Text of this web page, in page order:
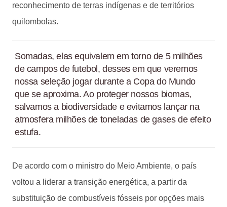
reconhecimento de terras indígenas e de territórios
quilombolas.
Somadas, elas equivalem em torno de 5 milhões
de campos de futebol, desses em que veremos
nossa seleção jogar durante a Copa do Mundo
que se aproxima. Ao proteger nossos biomas,
salvamos a biodiversidade e evitamos lançar na
atmosfera milhões de toneladas de gases de efeito
estufa.
De acordo com o ministro do Meio Ambiente, o país
voltou a liderar a transição energética, a partir da
substituição de combustíveis fósseis por opções mais